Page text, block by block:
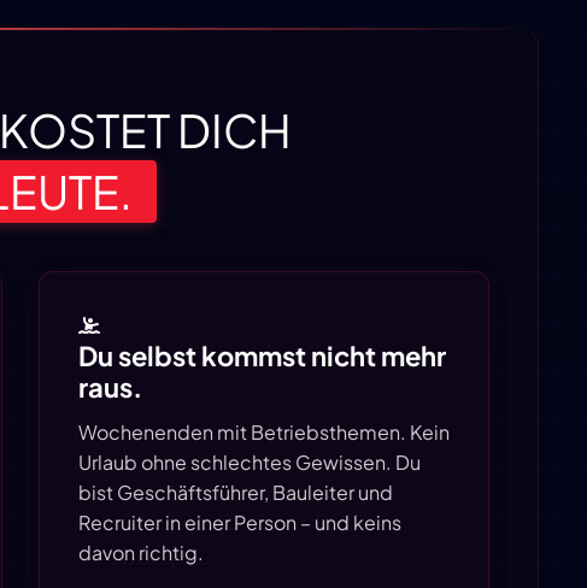
DICH
Du selbst kommst nicht mehr
raus.
Wochenenden mit Betriebsthemen. Kein
Urlaub ohne schlechtes Gewissen. Du
bist Geschäftsführer, Bauleiter und
Recruiter in einer Person – und keins
davon richtig.